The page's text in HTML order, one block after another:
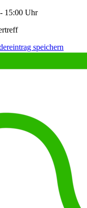
15:00 Uhr
speichern